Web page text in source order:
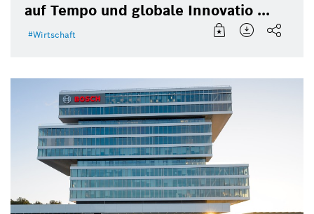
auf Tempo und globale Innovatio ...
Wirtschaft